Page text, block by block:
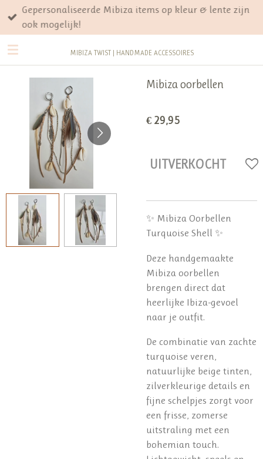
Ga
direct
naar
de
MIBIZA TWIST | HANDMADE ACCESSOIRES
Gepersonaliseerde Mibiza items op kleur & lente zijn
ook mogelijk!
Mibiza oorbellen
€ 29,95
UITVERKOCHT
✨ Mibiza Oorbellen
Turquoise Shell ✨
Deze handgemaakte
Mibiza oorbellen
brengen direct dat
heerlijke Ibiza-gevoel
naar je outfit.
De combinatie van zachte
turquoise veren,
natuurlijke beige tinten,
zilverkleurige details en
fijne schelpjes zorgt voor
een frisse, zomerse
uitstraling met een
bohemian touch.